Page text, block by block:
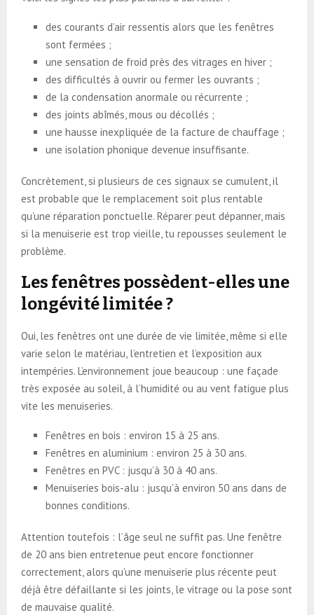
des courants d’air ressentis alors que les fenêtres
sont fermées ;
une sensation de froid près des vitrages en hiver ;
des difficultés à ouvrir ou fermer les ouvrants ;
de la condensation anormale ou récurrente ;
des joints abîmés, mous ou décollés ;
une hausse inexpliquée de la facture de chauffage ;
une isolation phonique devenue insuffisante.
Concrètement, si plusieurs de ces signaux se cumulent, il
est probable que le remplacement soit plus rentable
qu’une réparation ponctuelle. Réparer peut dépanner, mais
si la menuiserie est trop vieille, tu repousses seulement le
problème.
Les fenêtres possèdent-elles une
longévité limitée ?
Oui, les fenêtres ont une durée de vie limitée, même si elle
varie selon le matériau, l’entretien et l’exposition aux
intempéries. L’environnement joue beaucoup : une façade
très exposée au soleil, à l’humidité ou au vent fatigue plus
vite les menuiseries.
Fenêtres en bois : environ 15 à 25 ans.
Fenêtres en aluminium : environ 25 à 30 ans.
Fenêtres en PVC : jusqu’à 30 à 40 ans.
Menuiseries bois-alu : jusqu’à environ 50 ans dans de
bonnes conditions.
Attention toutefois : l’âge seul ne suffit pas. Une fenêtre
de 20 ans bien entretenue peut encore fonctionner
correctement, alors qu’une menuiserie plus récente peut
déjà être défaillante si les joints, le vitrage ou la pose sont
de mauvaise qualité.